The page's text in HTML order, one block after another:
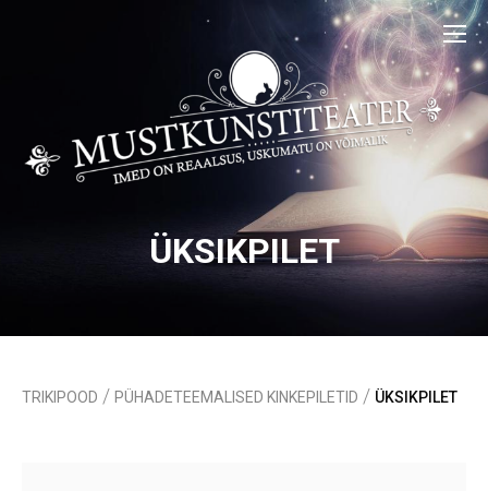
ÜKSIKPILET
TRIKIPOOD / PÜHADETEEMALISED KINKEPILETID / ÜKSIKPILET